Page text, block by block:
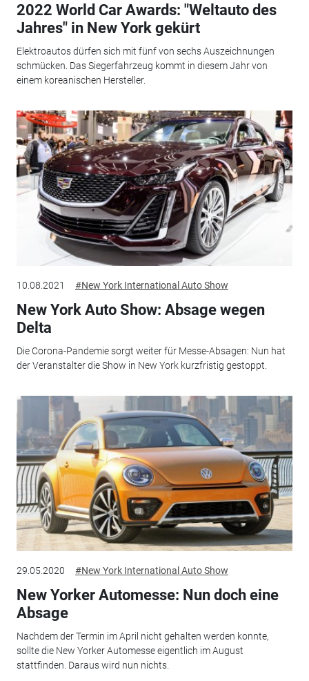
2022 World Car Awards: "Weltauto des
Jahres" in New York gekürt
Elektroautos dürfen sich mit fünf von sechs Auszeichnungen
schmücken. Das Siegerfahrzeug kommt in diesem Jahr von
einem koreanischen Hersteller.
10.08.2021 #New York International Auto Show
New York Auto Show: Absage wegen
Delta
Die Corona-Pandemie sorgt weiter für Messe-Absagen: Nun hat
der Veranstalter die Show in New York kurzfristig gestoppt.
29.05.2020 #New York International Auto Show
New Yorker Automesse: Nun doch eine
Absage
Nachdem der Termin im April nicht gehalten werden konnte,
sollte die New Yorker Automesse eigentlich im August
stattfinden. Daraus wird nun nichts.